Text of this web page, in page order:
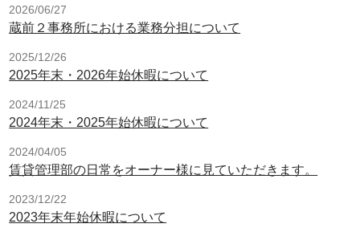
2026/06/27
蔵前２事務所における業務分担について
2025/12/26
2025年末・2026年始休暇について
2024/11/25
2024年末・2025年始休暇について
2024/04/05
賃貸管理部の日常をオーナー様に見ていただきます。
2023/12/22
2023年末年始休暇について